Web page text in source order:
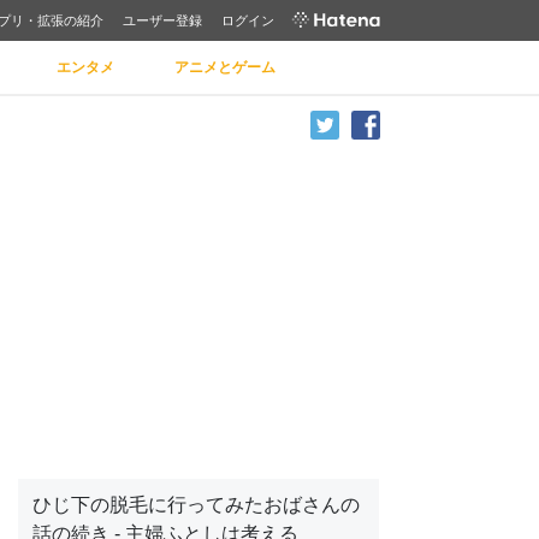
リ・拡張の紹介 ユーザー登録 ログイン
エンタメ アニメとゲーム
ひじ下の脱毛に行ってみたおばさんの
話の続き - 主婦ふとしは考える